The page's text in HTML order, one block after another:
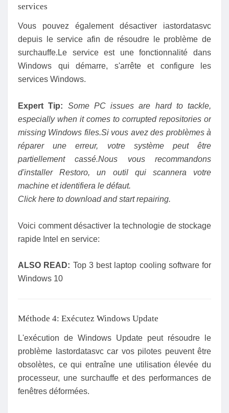
services
Vous pouvez également désactiver iastordatasvc
depuis le service afin de résoudre le problème de
surchauffe.Le service est une fonctionnalité dans
Windows qui démarre, s'arrête et configure les
services Windows.
Expert Tip: Some PC issues are hard to tackle,
especially when it comes to corrupted repositories or
missing Windows files.Si vous avez des problèmes à
réparer une erreur, votre système peut être
partiellement cassé.Nous vous recommandons
d'installer Restoro, un outil qui scannera votre
machine et identifiera le défaut.
Click here to download and start repairing.
Voici comment désactiver la technologie de stockage
rapide Intel en service:
ALSO READ: Top 3 best laptop cooling software for
Windows 10
Méthode 4: Exécutez Windows Update
L'exécution de Windows Update peut résoudre le
problème Iastordatasvc car vos pilotes peuvent être
obsolètes, ce qui entraîne une utilisation élevée du
processeur, une surchauffe et des performances de
fenêtres déformées.